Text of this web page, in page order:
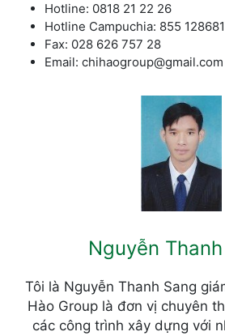
Hotline: 0818 21 22 26
Hotline Campuchia: 855
Fax: 028 626 757 28
Email: chihaogroup@gmail.com
Nguyễn
Tôi là Nguyễn Thanh Sang
Hào Group là đơn vị chuyên
các công trình xây dựng với